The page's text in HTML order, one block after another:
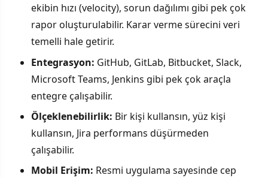
ekibin hızı (velocity), sorun dağılımı gibi pek çok
rapor oluşturulabilir. Karar verme sürecini veri
temelli hale getirir.
Entegrasyon: GitHub, GitLab, Bitbucket, Slack,
Microsoft Teams, Jenkins gibi pek çok araçla
entegre çalışabilir.
Ölçeklenebilirlik: Bir kişi kullansın, yüz kişi
kullansın, Jira performans düşürmeden
çalışabilir.
Mobil Erişim: Resmi uygulama sayesinde cep